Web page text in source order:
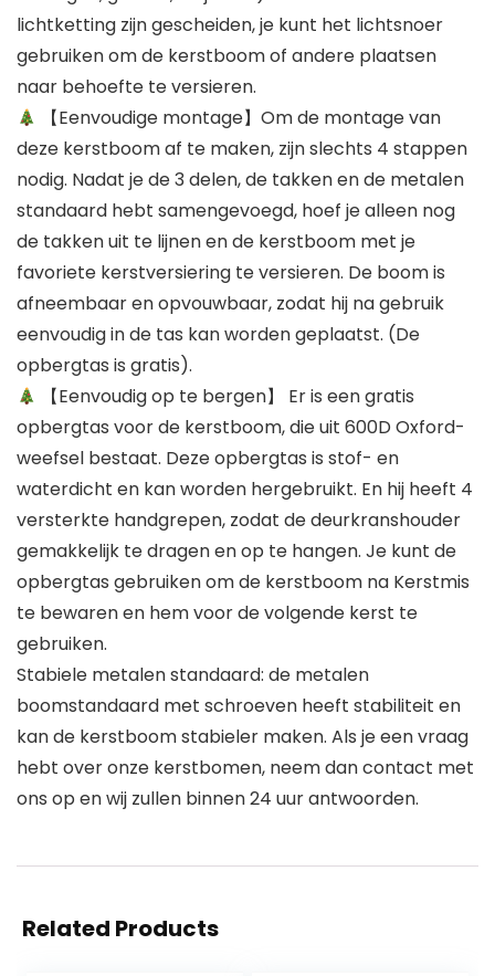
lichtketting zijn gescheiden, je kunt het lichtsnoer
gebruiken om de kerstboom of andere plaatsen
naar behoefte te versieren.
【Eenvoudige montage】Om de montage van
deze kerstboom af te maken, zijn slechts 4 stappen
nodig. Nadat je de 3 delen, de takken en de metalen
standaard hebt samengevoegd, hoef je alleen nog
de takken uit te lijnen en de kerstboom met je
favoriete kerstversiering te versieren. De boom is
afneembaar en opvouwbaar, zodat hij na gebruik
eenvoudig in de tas kan worden geplaatst. (De
opbergtas is gratis).
【Eenvoudig op te bergen】 Er is een gratis
opbergtas voor de kerstboom, die uit 600D Oxford-
weefsel bestaat. Deze opbergtas is stof- en
waterdicht en kan worden hergebruikt. En hij heeft 4
versterkte handgrepen, zodat de deurkranshouder
gemakkelijk te dragen en op te hangen. Je kunt de
opbergtas gebruiken om de kerstboom na Kerstmis
te bewaren en hem voor de volgende kerst te
gebruiken.
Stabiele metalen standaard: de metalen
boomstandaard met schroeven heeft stabiliteit en
kan de kerstboom stabieler maken. Als je een vraag
hebt over onze kerstbomen, neem dan contact met
ons op en wij zullen binnen 24 uur antwoorden.
Related Products